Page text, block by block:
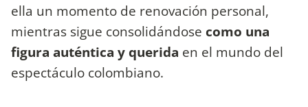
ella un momento de renovación personal,
mientras sigue consolidándose como una
figura auténtica y querida en el mundo del
espectáculo colombiano.